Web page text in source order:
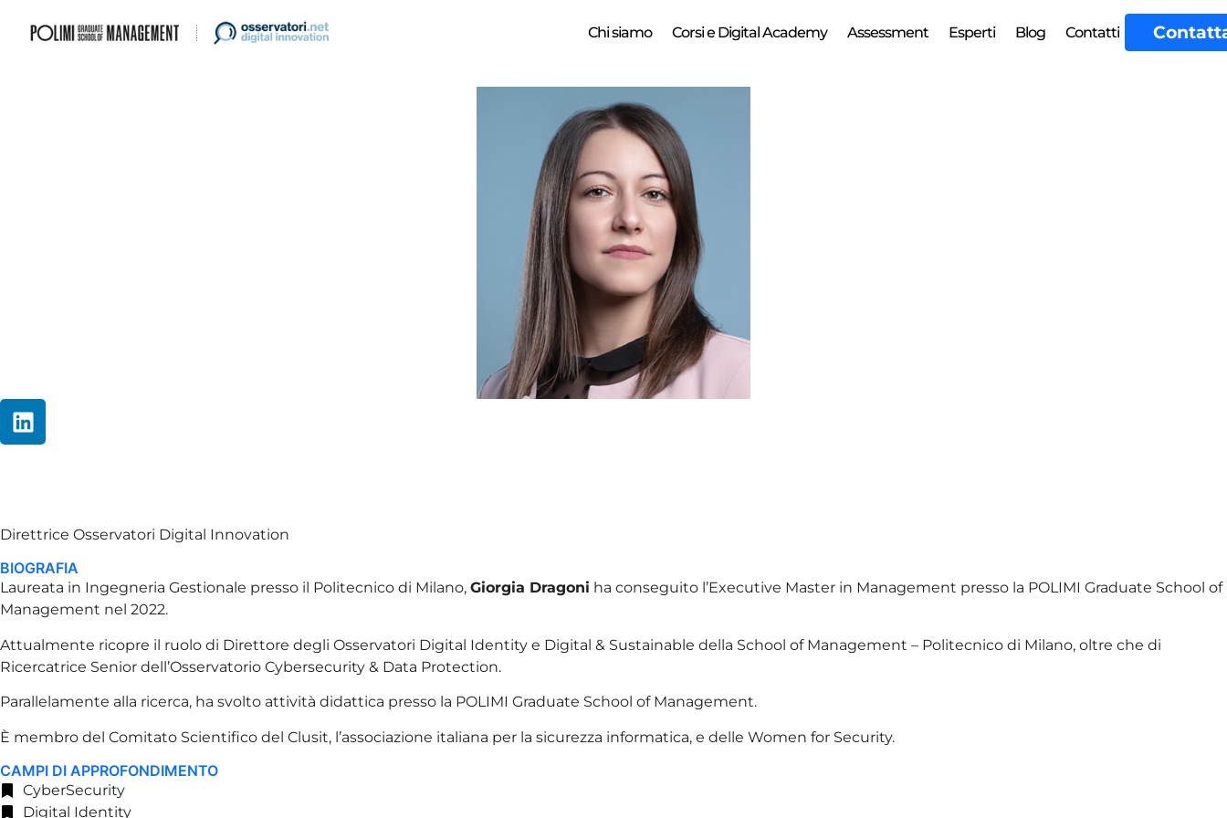
Chi siamo Corsi e Digital Academy Assessment Esperti Blog Contatti
Direttrice Osservatori Digital Innovation
BIOGRAFIA
Laureata in Ingegneria Gestionale presso il Politecnico di Milano, Giorgia Dragoni ha conseguito l’Executive Master in Management presso la POLIMI Graduate School of
Management nel 2022.
Attualmente ricopre il ruolo di Direttore degli Osservatori Digital Identity e Digital & Sustainable della School of Management – ​​Politecnico di Milano, oltre che di
Ricercatrice Senior dell’Osservatorio Cybersecurity & Data Protection.
Parallelamente alla ricerca, ha svolto attività didattica presso la POLIMI Graduate School of Management.
È membro del Comitato Scientifico del Clusit, l’associazione italiana per la sicurezza informatica, e delle Women for Security.
CAMPI DI APPROFONDIMENTO
CyberSecurity
Digital Identity